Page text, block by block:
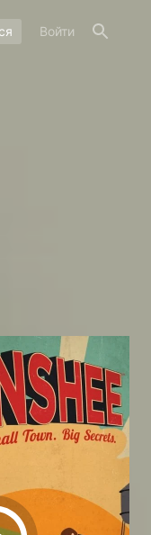
Войти